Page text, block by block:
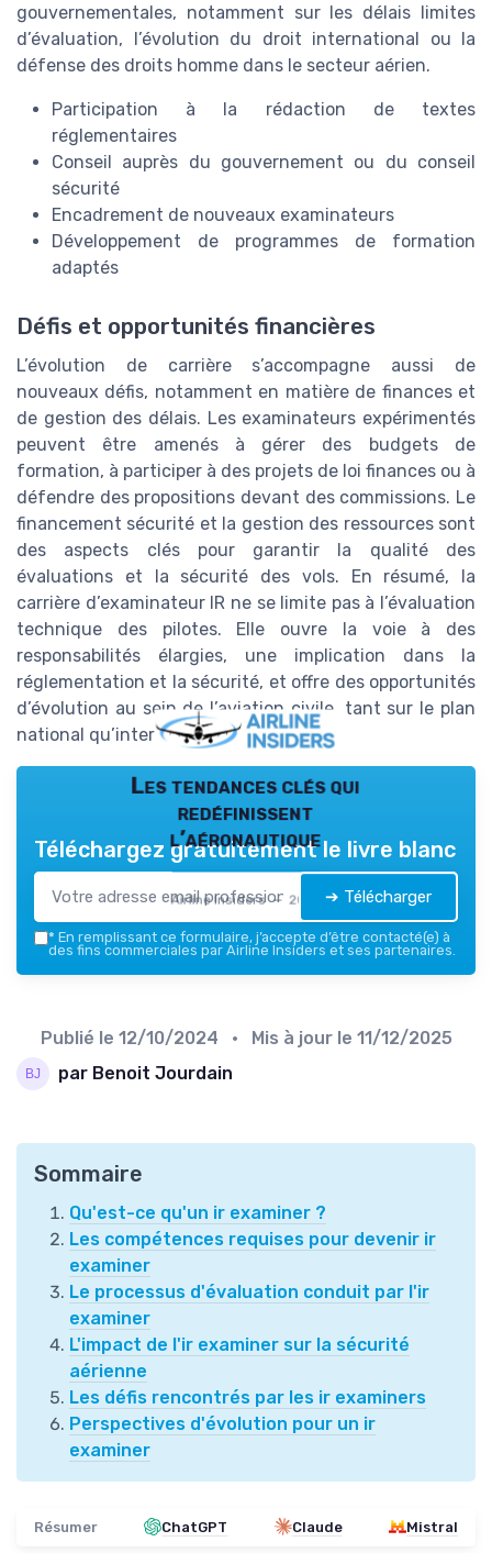
gouvernementales, notamment sur les délais limites
d’évaluation, l’évolution du droit international ou la
défense des droits homme dans le secteur aérien.
Participation à la rédaction de textes
réglementaires
Conseil auprès du gouvernement ou du conseil
sécurité
Encadrement de nouveaux examinateurs
Développement de programmes de formation
adaptés
Défis et opportunités financières
L’évolution de carrière s’accompagne aussi de
nouveaux défis, notamment en matière de finances et
de gestion des délais. Les examinateurs expérimentés
peuvent être amenés à gérer des budgets de
formation, à participer à des projets de loi finances ou à
défendre des propositions devant des commissions. Le
financement sécurité et la gestion des ressources sont
des aspects clés pour garantir la qualité des
évaluations et la sécurité des vols. En résumé, la
carrière d’examinateur IR ne se limite pas à l’évaluation
technique des pilotes. Elle ouvre la voie à des
responsabilités élargies, une implication dans la
réglementation et la sécurité, et offre des opportunités
d’évolution au sein de l’aviation civile, tant sur le plan
national qu’international.
Les tendances clés qui
redéfinissent
l’aéronautique
Airline Insiders — 2026
Téléchargez gratuitement le livre blanc
➔ Télécharger
* En remplissant ce formulaire, j’accepte d’être contacté(e) à
des fins commerciales par Airline Insiders et ses partenaires.
Publié le 12/10/2024 • Mis à jour le 11/12/2025
par Benoit Jourdain
Sommaire
Qu'est-ce qu'un ir examiner ?
Les compétences requises pour devenir ir
examiner
Le processus d'évaluation conduit par l'ir
examiner
L'impact de l'ir examiner sur la sécurité
aérienne
Les défis rencontrés par les ir examiners
Perspectives d'évolution pour un ir
examiner
Résumer ChatGPT Claude Mistral